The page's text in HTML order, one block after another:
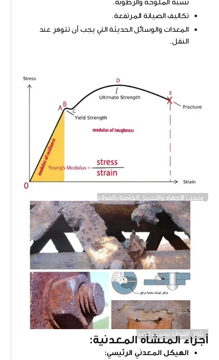
تكاليف الصيانة المرتفعة.
المعدات والوسائل الحديثة التي يجب أن تتوفر عند
النقل.
منحنى الإجهاد والتحمل الخاصة بالفولاذ
تآكل الفولاذ بسبب الصدأ
أجزاء المنشأة المعدنية:
الهيكل المعدني الرئيسي: